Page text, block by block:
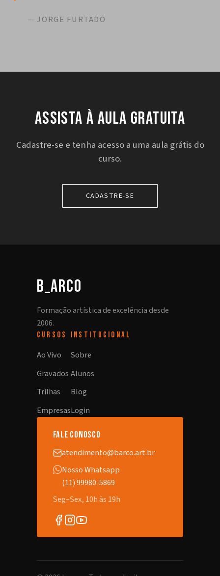
—JORGE FURTADO
Assista à aula gratuita
Cadastre-se e tenha acesso a uma aula grátis do
curso.
CADASTRE-SE
b_arco
Formação artística de excelência desde
2006.
CURSOS
Ao Vivo
Gravados
Trilhas
Empresas
INSTITUCIONAL
Sobre
Alunos
Blog
Login
fale conosco
atendimento@barco.art.br
Nosso Whatsapp
(11) 99980-5869
Seg–Sex, 10h às 19h